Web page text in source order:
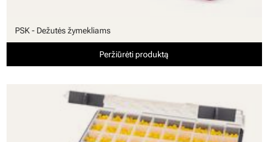
PSK - Dežutės žymekliams
Peržiūrėti produktą